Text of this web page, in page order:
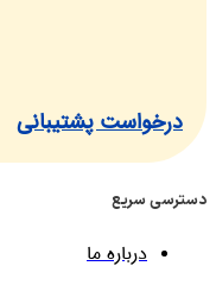
پشتیبانی
سریع
درباره ما